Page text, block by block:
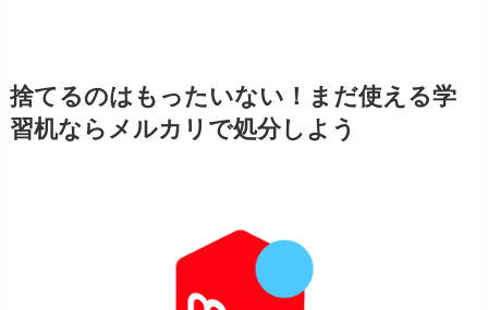
捨てるのはもったいない！まだ使える学
習机ならメルカリで処分しよう